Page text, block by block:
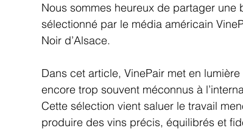
Nous sommes heureux de partager une
sélectionné par le média américain
Noir d’Alsace.
Dans cet article, VinePair met en
encore trop souvent méconnus à
Cette sélection vient saluer le travail
produire des vins précis, équilibrés et